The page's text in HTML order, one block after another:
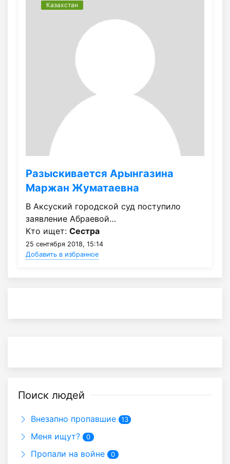
Казахстан
Разыскивается Арынгазина
Маржан Жуматаевна
В Аксуский городской суд поступило
заявление Абраевой…
Кто ищет: Сестра
25 сентября 2018, 15:14
Добавить в избранное
Поиск людей
Внезапно пропавшие 13
Меня ищут? 0
Пропали на войне 0